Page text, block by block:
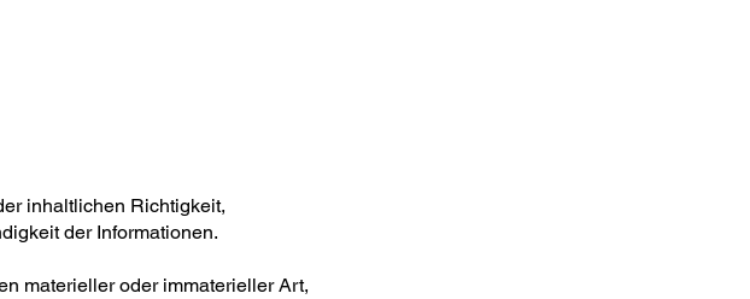
inhaltlichen Richtigkeit,
der Informationen.
materieller oder immaterieller Art,